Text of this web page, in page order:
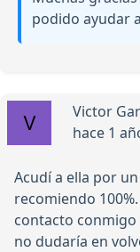
podido ayudar
Victor
hace 1
Acudí a ella por
recomiendo
contacto
no dudaría en